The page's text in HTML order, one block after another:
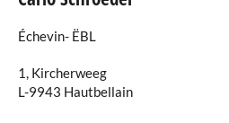
Échevin- ËBL
1, Kircherweeg
L-9943 Hautbellain